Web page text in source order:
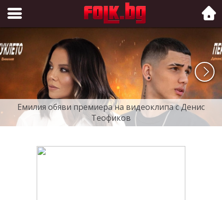
Folk.bg
Емилия обяви премиера на видеоклипа с Денис
Теофиков